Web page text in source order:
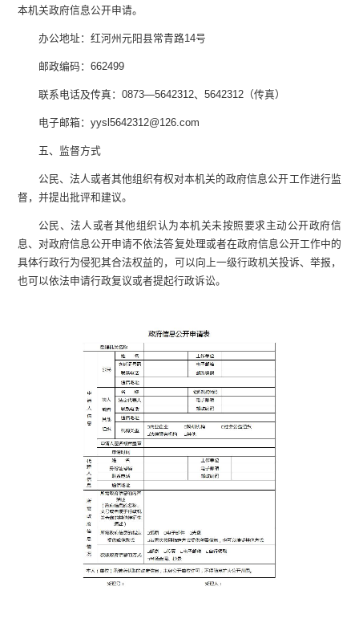
本机关政府信息公开申请。
办公地址：红河州元阳县常青路14号
邮政编码： 662499
联系电话及传真： 0873—5642312、 5642312（传真）
电子邮箱： yysl5642312@126.com
五、监督方式
公民、法人或者其他组织有权对本机关的政府信息公开工作进行监
督，并提出批评和建议。
公民、法人或者其他组织认为本机关未按照要求主动公开政府信
息、对政府信息公开申请不依法答复处理或者在政府信息公开工作中的
具体行政行为侵犯其合法权益的，可以向上一级行政机关投诉、举报，
也可以依法申请行政复议或者提起行政诉讼。